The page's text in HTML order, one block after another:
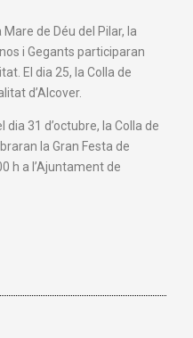
de Déu del Pilar, la
i Gegants participaran
El dia 25, la Colla de
d’Alcover.
31 d’octubre, la Colla de
la Gran Festa de
h a l’Ajuntament de